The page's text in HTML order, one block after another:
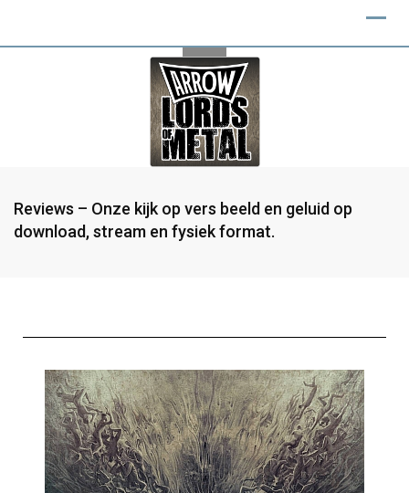
Reviews – Onze kijk op vers beeld en geluid op
download, stream en fysiek format.